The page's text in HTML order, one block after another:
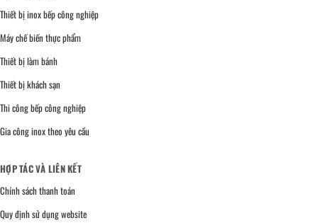
Thiết bị inox bếp công nghiệp
Máy chế biến thực phẩm
Thiết bị làm bánh
Thiết bị khách sạn
Thi công bếp công nghiệp
Gia công inox theo yêu cầu
HỢP TÁC VÀ LIÊN KẾT
Chính sách thanh toán
Quy định sử dụng website